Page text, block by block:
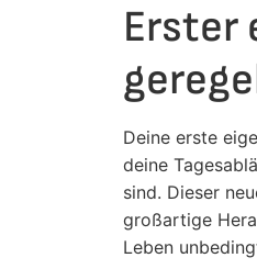
Erster
Deine erste
deine
sind. Dieser
großartige
Leben